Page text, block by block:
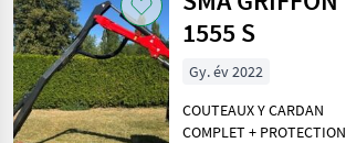
Sonstige
1555 S
Gy. év 2022
COUTEAUX Y CARDAN
COMPLET + PROTECTION